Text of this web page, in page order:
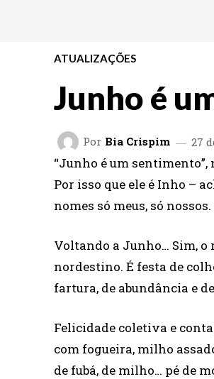
ATUALIZAÇÕES
Junho é
Por Bia Crispim 27
“Junho é um
Por isso que ele é Inho –
nomes só meus, só
Voltando a Junho… Sim, o
nordestino. É festa de
fartura, de abundância e
Felicidade coletiva e
com fogueira, milho
de fubá, de milho… pé de